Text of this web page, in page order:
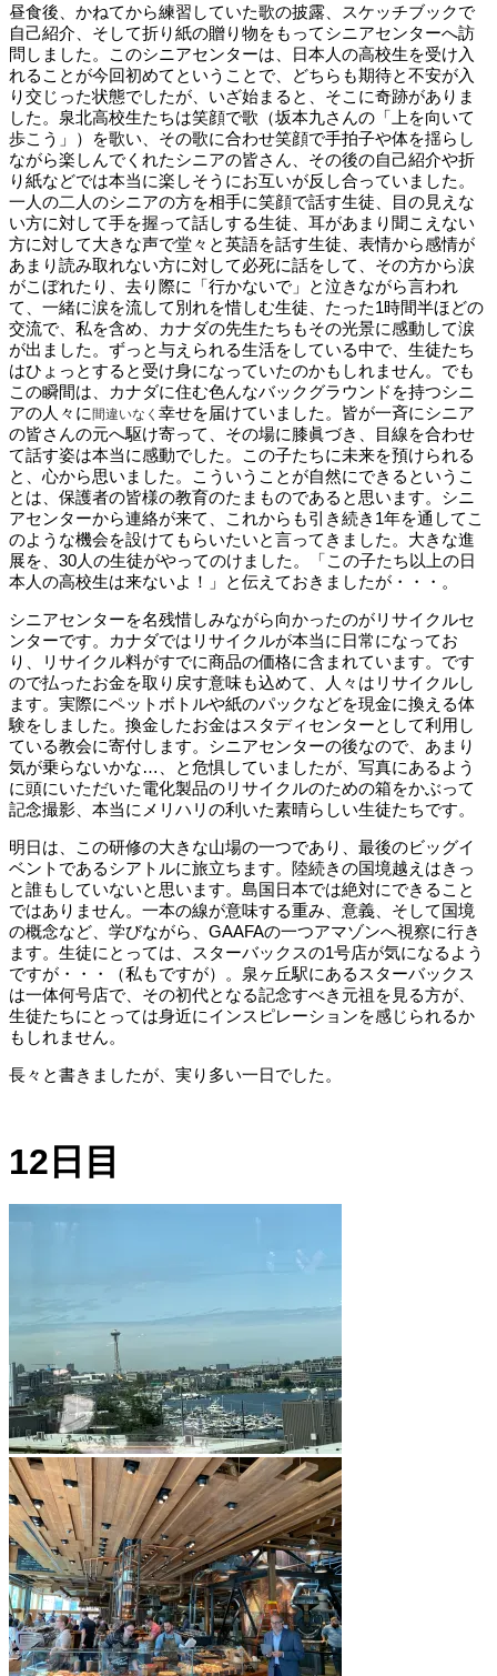
昼食後、かねてから練習していた歌の披露、スケッチブックで
自己紹介、そして折り紙の贈り物をもってシニアセンターへ訪
問しました。このシニアセンターは、日本人の高校生を受け入
れることが今回初めてということで、どちらも期待と不安が入
り交じった状態でしたが、いざ始まると、そこに奇跡がありま
した。泉北高校生たちは笑顔で歌（坂本九さんの「上を向いて
歩こう」）を歌い、その歌に合わせ笑顔で手拍子や体を揺らし
ながら楽しんでくれたシニアの皆さん、その後の自己紹介や折
り紙などでは本当に楽しそうにお互いが反し合っていました。
一人の二人のシニアの方を相手に笑顔で話す生徒、目の見えな
い方に対して手を握って話しする生徒、耳があまり聞こえない
方に対して大きな声で堂々と英語を話す生徒、表情から感情が
あまり読み取れない方に対して必死に話をして、その方から涙
がこぼれたり、去り際に「行かないで」と泣きながら言われ
て、一緒に涙を流して別れを惜しむ生徒、たった1時間半ほどの
交流で、私を含め、カナダの先生たちもその光景に感動して涙
が出ました。ずっと与えられる生活をしている中で、生徒たち
はひょっとすると受け身になっていたのかもしれません。でも
この瞬間は、カナダに住む色んなバックグラウンドを持つシニ
アの人々に間違いなく 幸せを届けていました。皆が一斉にシニア
の皆さんの元へ駆け寄って、その場に膝眞づき、目線を合わせ
て話す姿は本当に感動でした。この子たちに未来を預けられる
と、心から思いました。こういうことが自然にできるというこ
とは、保護者の皆様の教育のたまものであると思います。シニ
アセンターから連絡が来て、これからも引き続き1年を通してこ
のような機会を設けてもらいたいと言ってきました。大きな進
展を、30人の生徒がやってのけました。「この子たち以上の日
本人の高校生は来ないよ！」と伝えておきましたが・・・。
シニアセンターを名残惜しみながら向かったのがリサイクルセ
ンターです。カナダではリサイクルが本当に日常になってお
り、リサイクル料がすでに商品の価格に含まれています。です
ので払ったお金を取り戻す意味も込めて、人々はリサイクルし
ます。実際にペットボトルや紙のパックなどを現金に換える体
験をしました。換金したお金はスタディセンターとして利用し
ている教会に寄付します。シニアセンターの後なので、あまり
気が乗らないかな…、と危惧していましたが、写真にあるよう
に頭にいただいた電化製品のリサイクルのための箱をかぶって
記念撮影、本当にメリハリの利いた素晴らしい生徒たちです。
明日は、この研修の大きな山場の一つであり、最後のビッグイ
ベントであるシアトルに旅立ちます。陸続きの国境越えはきっ
と誰もしていないと思います。島国日本では絶対にできること
ではありません。一本の線が意味する重み、意義、そして国境
の概念など、学びながら、GAAFAの一つアマゾンへ視察に行き
ます。生徒にとっては、スターバックスの1号店が気になるよう
ですが・・・（私もですが）。泉ヶ丘駅にあるスターバックス
は一体何号店で、その初代となる記念すべき元祖を見る方が、
生徒たちにとっては身近にインスピレーションを感じられるか
もしれません。
長々と書きましたが、実り多い一日でした。
12日目